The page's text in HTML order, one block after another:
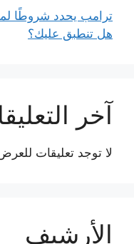
ترامب يحدد شروطًا
هل تنطبق عليك؟
آخر
لا توجد تعليقات
الأرشيف